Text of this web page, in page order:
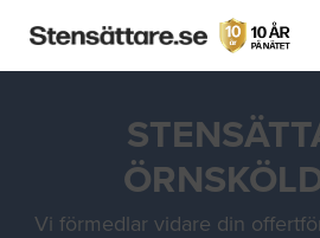
Vi förmedlar vidare din